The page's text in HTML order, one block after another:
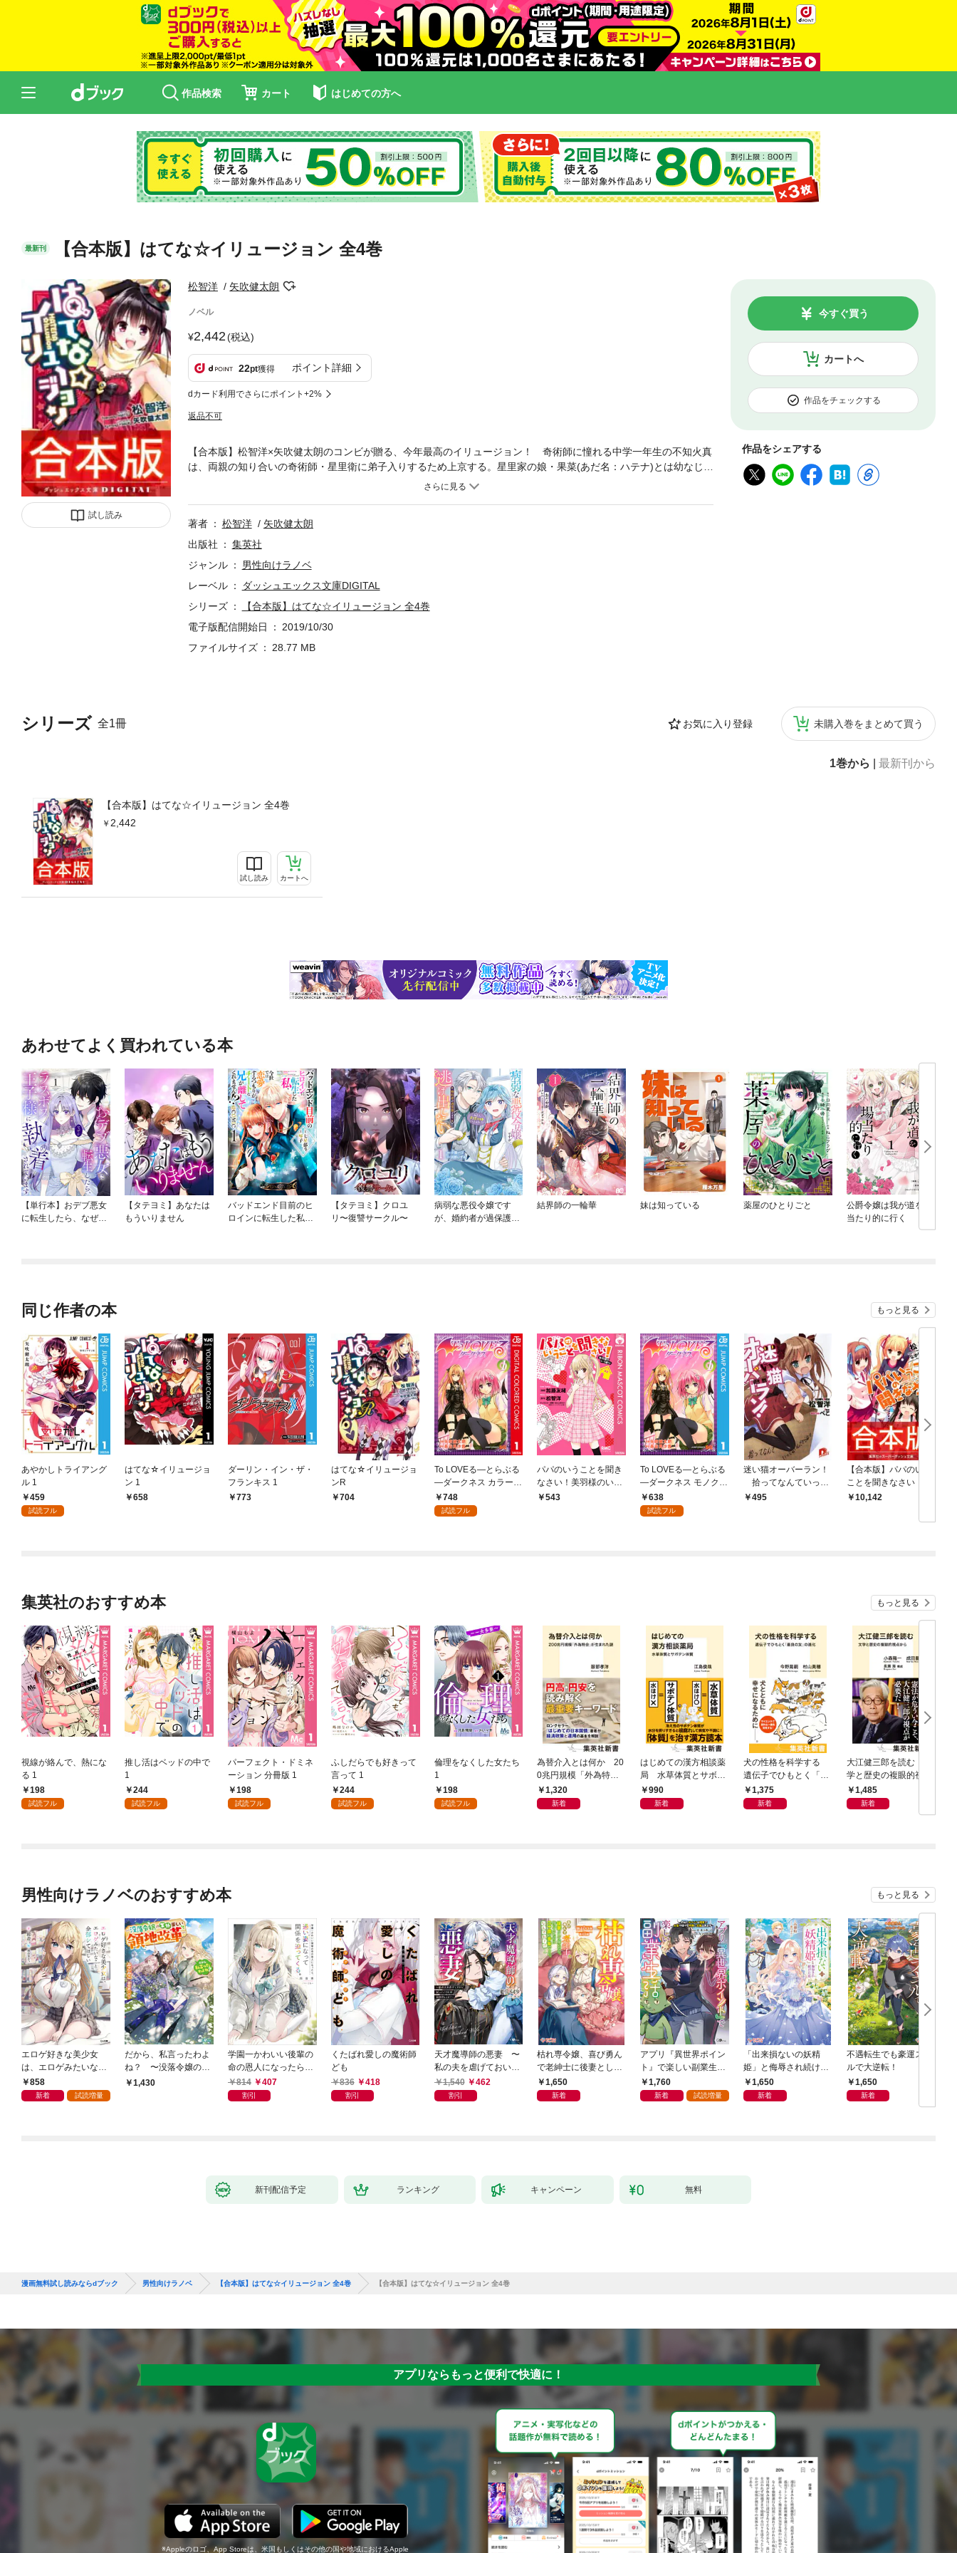
作品検索 カート はじめての方へ
最新刊 【合本版】はてな☆イリュージョン 全4巻
試し読み
松智洋 矢吹健太朗
ノベル
2,442(税込)
22pt獲得 ポイント詳細
dカード利用でさらにポイント+2%
返品不可
カートへ
今すぐ買う
作品をチェックする
作品をシェアする
シリーズ 全1冊 お気に入り登録 未購入巻をまとめて買う
1巻から 最新刊から
【合本版】はてな☆イリュージョン 全4巻
2,442
試し読み カートへ
【合本版】松智洋×矢吹健太朗のコンビが贈る、今年最高のイリュージョン！ 奇術師に憧れる中学一年生の不知火真
は、両親の知り合いの奇術師・星里衛に弟子入りするため上京する。星里家の娘・果菜(あだ名：ハテナ)とは幼なじみ
で、不安はなかった。 幽霊屋敷と呼ばれる星里家で、真はハテナと再会するが…!?
著者 松智洋
矢吹健太朗
出版社
集英社
ジャンル
男性向けラノベ
レーベル
ダッシュエックス文庫DIGITAL
シリーズ
【合本版】はてな☆イリュージョン 全4巻
電子版配信開始日
2019/10/30
ファイルサイズ
28.77 MB
あわせてよく買われている本
【単行本】おデブ悪女
に転生したら、なぜか
【タテヨミ】あなたは
もういりません
バッドエンド目前のヒ
ロインに転生した私、
【タテヨミ】クロユ
リ〜復讐サークル〜
病弱な悪役令嬢です
が、婚約者が過保護す
結界師の一輪華 妹は知っている 薬屋のひとりごと
公爵令嬢は我が道を場
当たり的に行く
同じ作者の本 もっと見る
あやかしトライアング
ル 1
459
試読フル
はてな☆イリュージョ
ン 1
658
ダーリン・イン・ザ・
フランキス 1
773
はてな☆イリュージョ
ンR
704
To LOVEる―とらぶる
―ダークネス カラー版
1 748
試読フル
パパのいうことを聞き
なさい！美羽様のいう
通り！
543
To LOVEる―とらぶる
―ダークネス モノクロ
版 1638
試読フル
迷い猫オーバーラン！
拾ってなんていって
ないんだからね！！
495
【合本版】パパのいう
ことを聞きなさい！
10,142
集英社のおすすめ本 もっと見る
視線が絡んで、熱にな
る 1
198
試読フル
推し活はベッドの中で
1
244
試読フル
パーフェクト・ドミネ
ーション 分冊版 1
198
試読フル
ふしだらでも好きって
言って 1
244
試読フル
倫理をなくした女たち
1
198
試読フル
為替介入とは何か 20
0兆円規模「外為特
会」が生まれた謎
1,320
新着
はじめての漢方相談薬
局 水草体質とサボテ
ン体質
990
新着
犬の性格を科学する
遺伝子でひもとく「最
良の友」の進化
1,375
新着
大江健三郎を読む 文
学と歴史の複眼的視点
から1,485
新着
男性向けラノベのおすすめ本 もっと見る
エロゲ好きな美少女
は、エロゲみたいなこ
と全部シてほしい【電
子ＳＳ特典付き】
858
新着 試読増量
だから、私言ったわよ
ね？ 〜没落令嬢の案
外楽しい領地改革〜
1,430
学園一かわいい後輩の
命の恩人になったら、
通い妻になって関係を
迫ってくる。
814 407
割引
くたばれ愛しの魔術師
ども
836
418
割引
天才魔導師の悪妻 〜
私の夫を虐げておいて
戻ってこいとは呆れま
してよ？〜
1,540 462
割引
枯れ専令嬢、喜び勇ん
で老紳士に後妻として
嫁いだら、待っていた
のは二十歳の青年でし
1,650
新着
アプリ『異世界ポイン
ト』で楽しい副業生
活 〜貯めたポイント
は現実でお金や様々な
1,760
新着 試読増量
「出来損ないの妖精
姫」と侮辱され続けた
私1,650
新着
不遇転生でも豪運スキ
ルで大逆転！
1,650
新着
新刊配信予定 ランキング キャンペーン 無料
漫画無料試し読みならdブック 男性向けラノベ 【合本版】はてな☆イリュージョン 全4巻 【合本版】はてな☆イリュージョン 全4巻
アプリならもっと便利で快適に！
Appleのロゴ、App Storeは、米国もしくはその他の国や地域におけるApple